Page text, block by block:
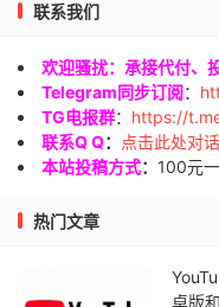
联系我们
欢迎骚扰：承接代付、
Telegram同步订阅：
TG电报群： https://
联系Q Q：
点击此处对话
本站投稿方式： 100元
热门文章
卓版